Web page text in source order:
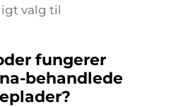
valg til
fungerer
behandlede